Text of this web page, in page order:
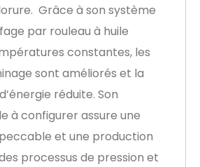
Grâce à son système
par rouleau à huile
constantes, les
sont améliorés et la
réduite. Son
à configurer assure une
et une production
processus de pression et